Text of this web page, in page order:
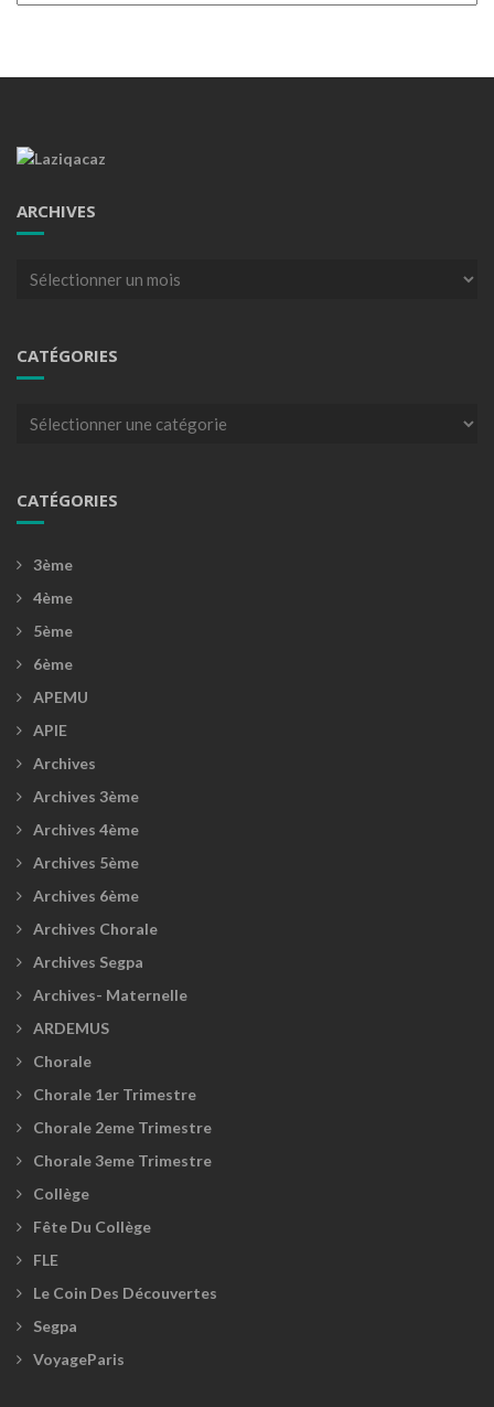
ARCHIVES
Archives
CATÉGORIES
Catégories
CATÉGORIES
3ème
4ème
5ème
6ème
APEMU
APIE
Archives
Archives 3ème
Archives 4ème
Archives 5ème
Archives 6ème
Archives Chorale
Archives Segpa
Archives- Maternelle
ARDEMUS
Chorale
Chorale 1er Trimestre
Chorale 2eme Trimestre
Chorale 3eme Trimestre
Collège
Fête Du Collège
FLE
Le Coin Des Découvertes
Segpa
VoyageParis